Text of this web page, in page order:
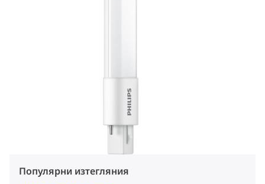
Популярни изтегляния